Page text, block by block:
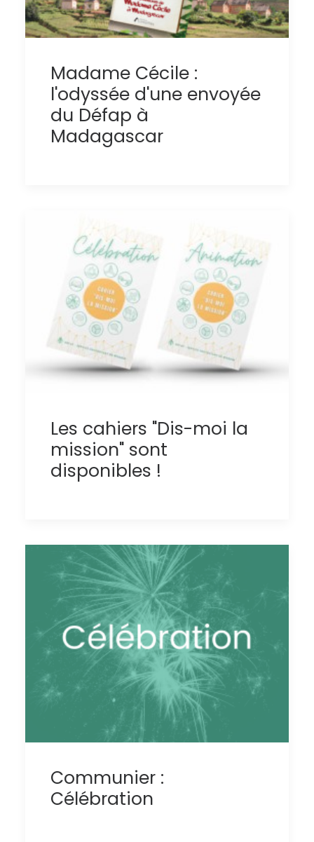
Madame Cécile :
l'odyssée d'une envoyée
du Défap à
Madagascar
Les cahiers "Dis-moi la
mission" sont
disponibles !
Communier :
Célébration